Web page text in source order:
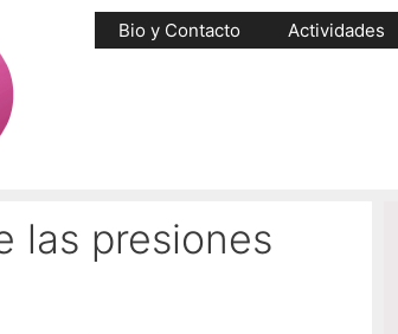
Bio y Contacto Actividades
las presiones